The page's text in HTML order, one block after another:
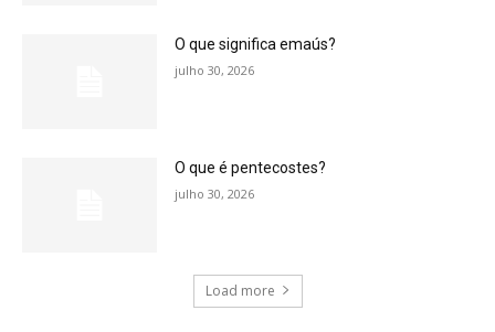
O que significa emaús?
julho 30, 2026
O que é pentecostes?
julho 30, 2026
Load more